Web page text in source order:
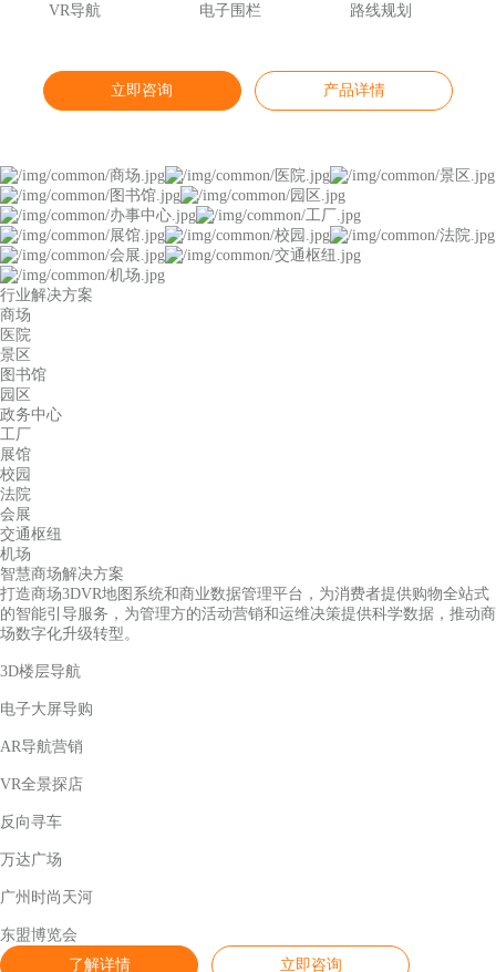
VR导航 电子围栏 路线规划
立即咨询 产品详情
历史轨迹查询 安防摄像头联动 报警管理
立即咨询 产品详情
GPS蓝牙定位 室外AR导航
立即咨询 产品详情
AR广告 AR品牌
立即咨询 产品详情
行业解决方案
商场
医院
景区
图书馆
园区
政务中心
工厂
展馆
校园
法院
会展
交通枢纽
机场
智慧商场解决方案
打造商场3DVR地图系统和商业数据管理平台，为消费者提供购物全站式
的智能引导服务，为管理方的活动营销和运维决策提供科学数据，推动商
场数字化升级转型。
3D楼层导航
电子大屏导购
AR导航营销
VR全景探店
反向寻车
万达广场
广州时尚天河
东盟博览会
了解详情
立即咨询